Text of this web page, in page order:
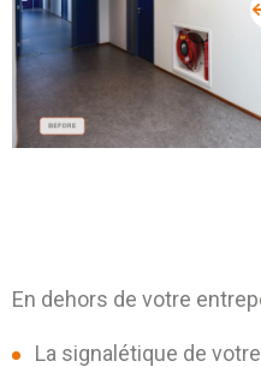
En dehors de votre
La signalétique de